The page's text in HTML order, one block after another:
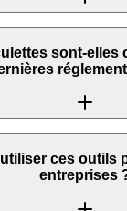
n'est requise.
trois calculettes et
sans aucune
sont-elles
régulièrement mis
réglementaires
etc.). Une
utiliser ces outils
entreprises